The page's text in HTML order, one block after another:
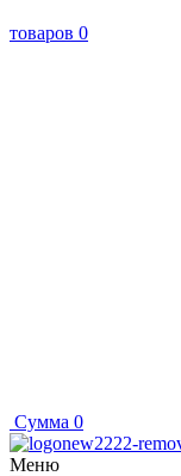
товаров 0
Сумма 0
Меню